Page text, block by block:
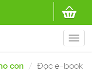
con
Đọc e-book